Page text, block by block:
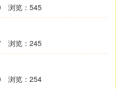
新址在哪从长春站
浏览：545
浏览：245
浏览：254